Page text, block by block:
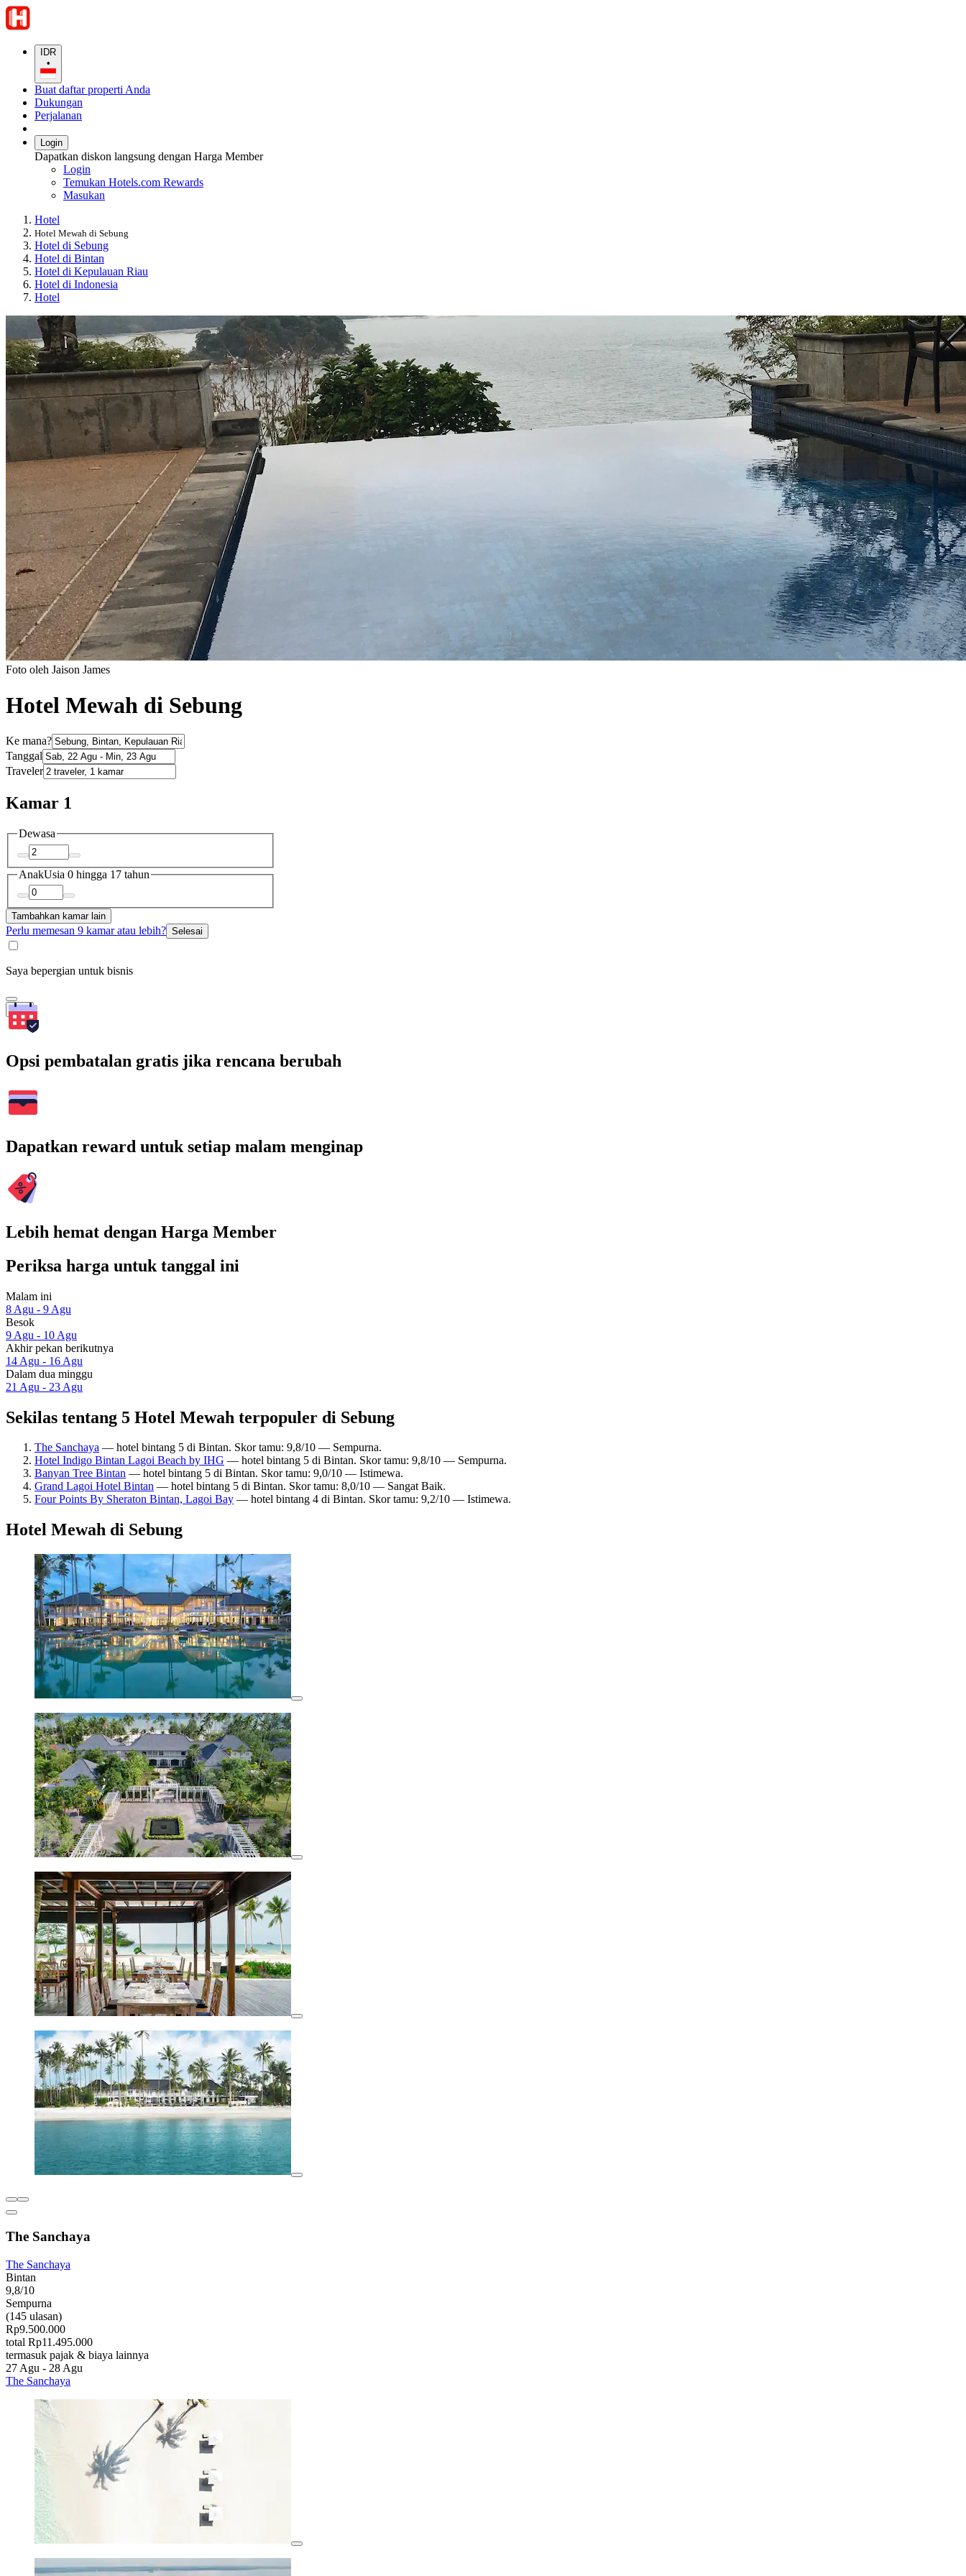
IDR
•
Buat daftar properti Anda
Dukungan
Perjalanan
Login
Dapatkan diskon langsung dengan Harga Member
Login
Temukan Hotels.com Rewards
Masukan
Hotel
Hotel Mewah di Sebung
Hotel di Sebung
Hotel di Bintan
Hotel di Kepulauan Riau
Hotel di Indonesia
Hotel
Foto oleh Jaison James
Hotel Mewah di Sebung
Ke mana?
Tanggal
Traveler
Kamar 1
Dewasa
AnakUsia 0 hingga 17 tahun
Tambahkan kamar lain
Perlu memesan 9 kamar atau lebih? Selesai
Saya bepergian untuk bisnis
Cari
Opsi pembatalan gratis jika rencana berubah
Dapatkan reward untuk setiap malam menginap
Lebih hemat dengan Harga Member
Periksa harga untuk tanggal ini
Malam ini
8 Agu - 9 Agu
Besok
9 Agu - 10 Agu
Akhir pekan berikutnya
14 Agu - 16 Agu
Dalam dua minggu
21 Agu - 23 Agu
Sekilas tentang 5 Hotel Mewah terpopuler di Sebung
The Sanchaya — hotel bintang 5 di Bintan. Skor tamu: 9,8/10 — Sempurna.
Hotel Indigo Bintan Lagoi Beach by IHG — hotel bintang 5 di Bintan. Skor tamu: 9,8/10 — Sempurna.
Banyan Tree Bintan — hotel bintang 5 di Bintan. Skor tamu: 9,0/10 — Istimewa.
Grand Lagoi Hotel Bintan — hotel bintang 5 di Bintan. Skor tamu: 8,0/10 — Sangat Baik.
Four Points By Sheraton Bintan, Lagoi Bay — hotel bintang 4 di Bintan. Skor tamu: 9,2/10 — Istimewa.
Hotel Mewah di Sebung
The Sanchaya
The Sanchaya
Bintan
9,8/10
Sempurna
(145 ulasan)
Rp9.500.000
total Rp11.495.000
termasuk pajak & biaya lainnya
27 Agu - 28 Agu
The Sanchaya